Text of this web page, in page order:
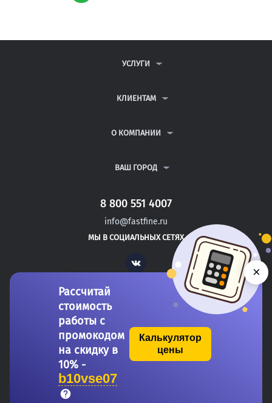
УСЛУГИ
ДИПЛОМНЫЕ РАБОТЫ
РЕФЕРАТЫ
КЛИЕНТАМ
ВОПРОСЫ И ОТВЕТЫ
ПОЛИТИКА КОНФИДЕНЦИАЛЬНОСТИ
О КОМПАНИИ
КОНТАКТЫ
ВАШ ГОРОД
САНКТ-ПЕТЕРБУРГ
НОВОВОРОНЕЖ
ЗАРЕЧНЫЙ
8 800 551 4007
info@fastfine.ru
МЫ В СОЦИАЛЬНЫХ СЕТЯХ
Vk
Copyright 2011-2026 FastFine.ru
Общество с ограниченной ответственностью «Форстад» ОГРН: 1137746693457 ИНН/КПП:
Рассчитай
стоимость
работы с
промокодом
на скидку в
10% -
b10vse07
Калькулятор
цены
×